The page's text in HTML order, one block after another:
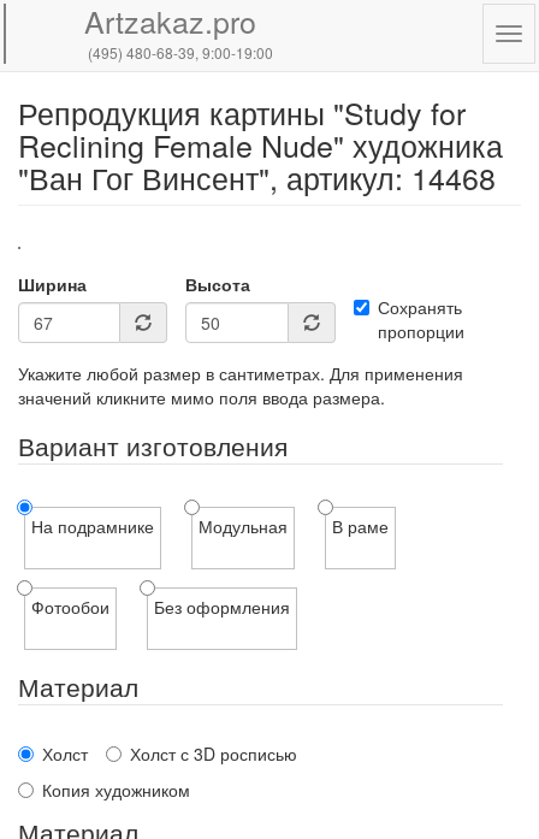
Перейти
основному
содержанию
Artzakaz.pro
(495) 480-68-39, 9:00-19:00
Репродукция картины "Study for
Reclining Female Nude" художника
"Ван Гог Винсент", артикул: 14468
Ширина
Высота
Сохранять
пропорции
Укажите любой размер в сантиметрах. Для применения
значений кликните мимо поля ввода размера.
Вариант изготовления
На подрамнике Модульная В раме
Фотообои Без оформления
Материал
Холст
Холст с 3D росписью
Копия художником
Материал